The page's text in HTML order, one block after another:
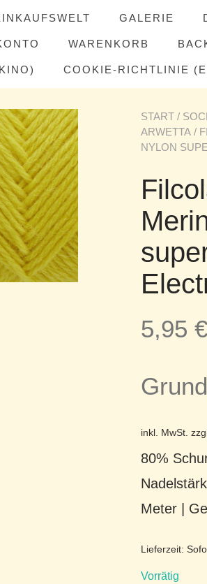
GALERIE
WARENKORB
COOKIE-RICHTLINIE
START /
ARWETTA /
NYLON
5,95 €
inkl. MwSt.
80%
Meter |
Lieferzeit:
Vorrätig